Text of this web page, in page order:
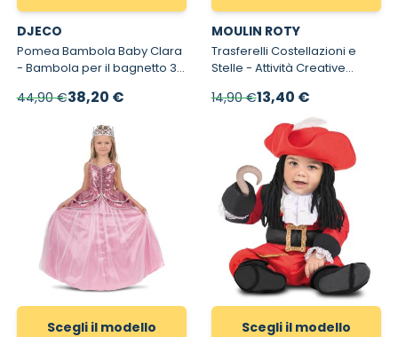
DJECO
Pomea Bambola Baby Clara
- Bambola per il bagnetto 32
44,90 €Prezzo speciale
38,20 €
MOULIN ROTY
Trasferelli Costellazioni e
Stelle - Attività Creative
14,90 €Prezzo speciale
13,40 €
Scegli il modello Scegli il modello